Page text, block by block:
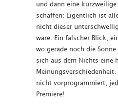
und dann eine kurzweilige
schaffen: Eigentlich ist
nicht dieser
wäre. Ein falscher Blick,
wo gerade noch die
sich aus dem Nichts eine
nicht vorprogrammiert,
Premiere!